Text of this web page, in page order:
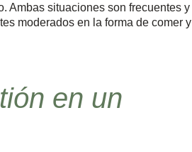
Ambas situaciones son frecuentes y
moderados en la forma de comer y
en un